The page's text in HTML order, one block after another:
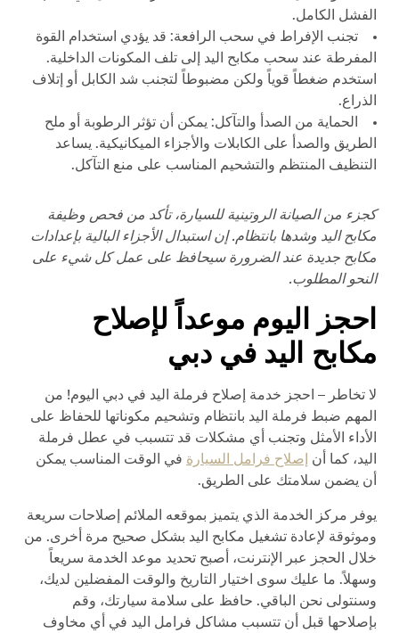
الفشل الكامل.
تجنب الإفراط في سحب الرافعة: قد يؤدي استخدام القوة
المفرطة عند سحب مكابح اليد إلى تلف المكونات الداخلية.
استخدم ضغطاً قوياً ولكن مضبوطاً لتجنب شد الكابل أو إتلاف
الذراع.
الحماية من الصدأ والتآكل: يمكن أن تؤثر الرطوبة أو ملح
الطريق والصدأ على الكابلات والأجزاء الميكانيكية. يساعد
التنظيف المنتظم والتشحيم المناسب على منع التآكل.
كجزء من الصيانة الروتينية للسيارة، تأكد من فحص وظيفة
مكابح اليد وشدها بانتظام. إن استبدال الأجزاء البالية بإعدادات
مكابح جديدة عند الضرورة سيحافظ على عمل كل شيء على
النحو المطلوب.
احجز اليوم موعداً لإصلاح
مكابح اليد في دبي
لا تخاطر – احجز خدمة إصلاح فرملة اليد في دبي اليوم! من
المهم ضبط فرملة اليد بانتظام وتشحيم مكوناتها للحفاظ على
الأداء الأمثل وتجنب أي مشكلات قد تتسبب في عطل فرملة
اليد، كما أن
إصلاح فرامل السيارة في الوقت المناسب يمكن
أن يضمن سلامتك على الطريق.
يوفر مركز الخدمة الذي يتميز بموقعه الملائم إصلاحات سريعة
وموثوقة لإعادة تشغيل مكابح اليد بشكل صحيح مرة أخرى. من
خلال الحجز عبر الإنترنت، أصبح تحديد موعد الخدمة سريعاً
وسهلاً. ما عليك سوى اختيار التاريخ والوقت المفضلين لديك،
وسنتولى نحن الباقي. حافظ على سلامة سيارتك، وقم
بإصلاحها قبل أن تتسبب مشاكل فرامل اليد في أي مخاوف